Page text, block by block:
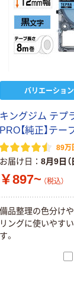
バリエーション
キングジム テプ
PRO【純正】テー
89万
お届け日 8月9日（
￥897~ （税込）
備品整理の色分け
リングに使いやす
す。